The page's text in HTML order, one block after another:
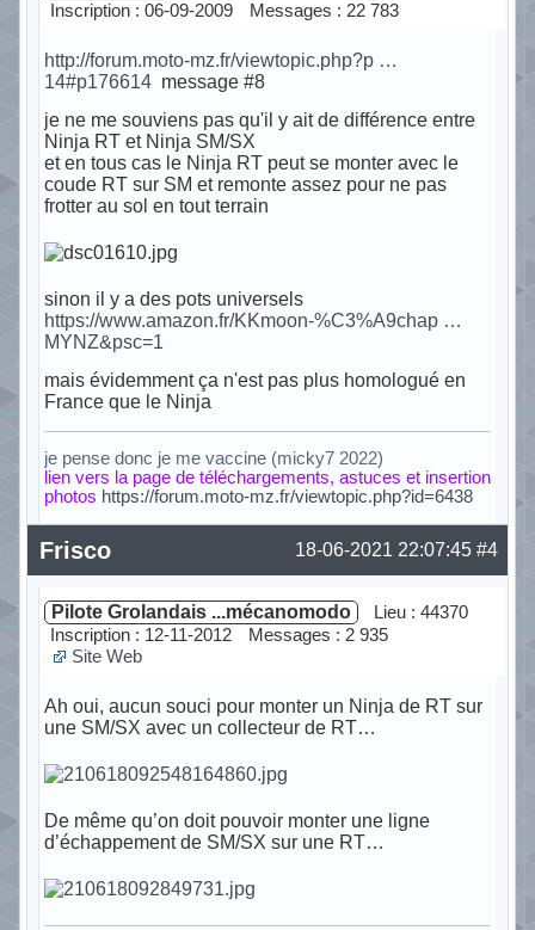
Inscription : 06-09-2009
Messages : 22 783
http://forum.moto-mz.fr/viewtopic.php?p …
14#p176614message #8
je ne me souviens pas qu'il y ait de différence entre
Ninja RT et Ninja SM/SX
et en tous cas le Ninja RT peut se monter avec le
coude RT sur SM et remonte assez pour ne pas
frotter au sol en tout terrain
sinon il y a des pots universels
https://www.amazon.fr/KKmoon-%C3%A9chap …
MYNZ&psc=1
mais évidemment ça n'est pas plus homologué en
France que le Ninja
je pense donc je me vaccine (micky7 2022)
lien vers la page de téléchargements, astuces et insertion
photos https://forum.moto-mz.fr/viewtopic.php?id=6438
Hors ligne #4
18-06-2021 22:07:45
Frisco
Pilote Grolandais ...mécanomodo
Lieu : 44370
Inscription : 12-11-2012
Messages : 2 935
Site Web
Ah oui, aucun souci pour monter un Ninja de RT sur
une SM/SX avec un collecteur de RT…
De même qu’on doit pouvoir monter une ligne
d’échappement de SM/SX sur une RT…